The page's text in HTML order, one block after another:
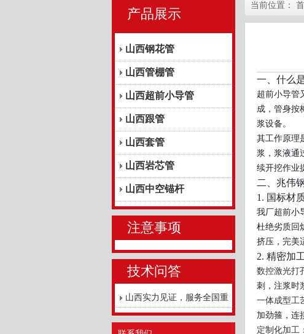
产品展示
山西钢花管
山西管棚管
山西超前小导管
山西跟管
山西套管
山西岩芯管
山西中空锚杆
注意事项
技术问答
山西实力见证，服务全国重
点工程
当前位置：
一、什么
超前小导管
成，管身按
浆设备。
其工作原理
浆，浆液通
续开挖作业
二、兆伟
1. 国标材
我厂超前小
杜绝劣质回
挤压，完美
2. 精密加
数控激光打
刺，注浆时
一体成型工
加劲箍，连
定制化加工